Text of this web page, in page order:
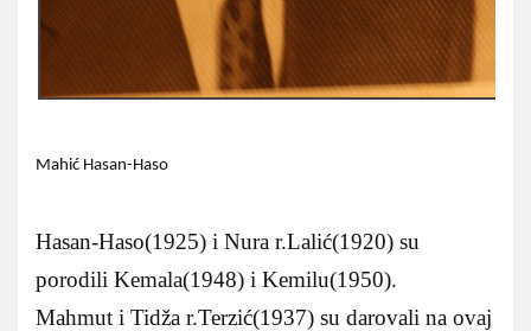
Mahić Hasan-Haso
Hasan-Haso(1925) i Nura r.Lalić(1920) su
porodili Kemala(1948) i Kemilu(1950).
Mahmut i Tidža r.Terzić(1937) su darovali na ovaj